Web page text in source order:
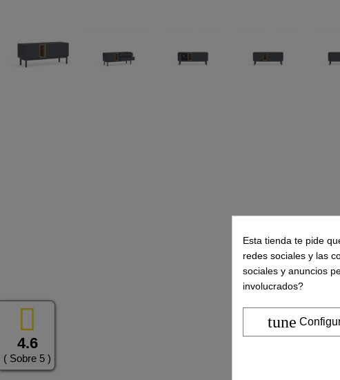
4.6
( Sobre 5 )
Esta tienda te pide
redes sociales y las
sociales y anuncios
involucrados?
tune